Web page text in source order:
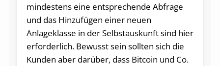
mindestens eine entsprechende Abfrage
und das Hinzufügen einer neuen
Anlageklasse in der Selbstauskunft sind hier
erforderlich. Bewusst sein sollten sich die
Kunden aber darüber, dass Bitcoin und Co.